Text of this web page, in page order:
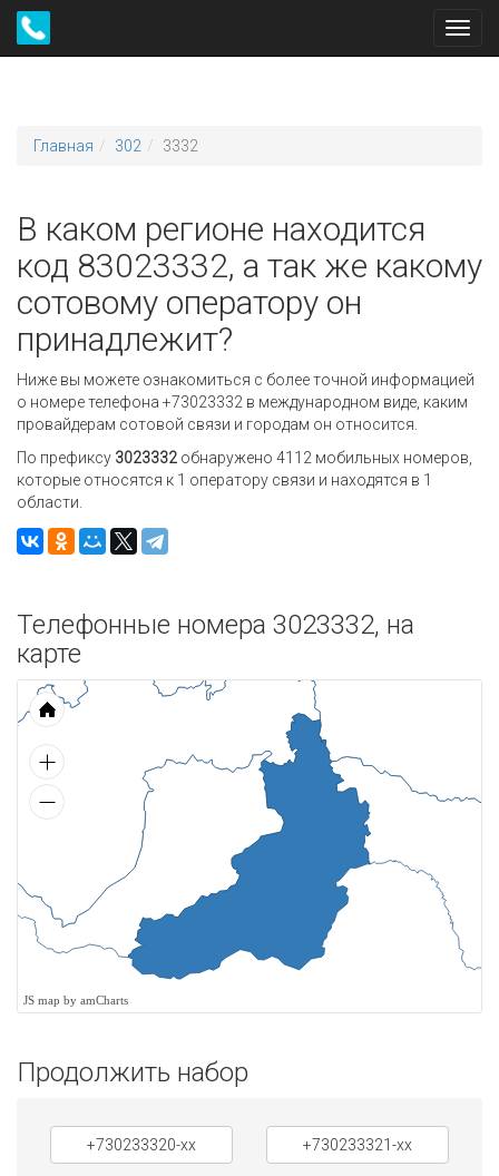
Главная 302 3332
В каком регионе находится
код 83023332, а так же какому
сотовому оператору он
принадлежит?
Ниже вы можете ознакомиться с более точной информацией
о номере телефона +73023332 в международном виде, каким
провайдерам сотовой связи и городам он относится.
По префиксу 3023332 обнаружено 4112 мобильных номеров,
которые относятся к 1 оператору связи и находятся в 1
области.
Телефонные номера 3023332, на
карте
JS map by amCharts
Продолжить набор
+730233320-xx +730233321-xx